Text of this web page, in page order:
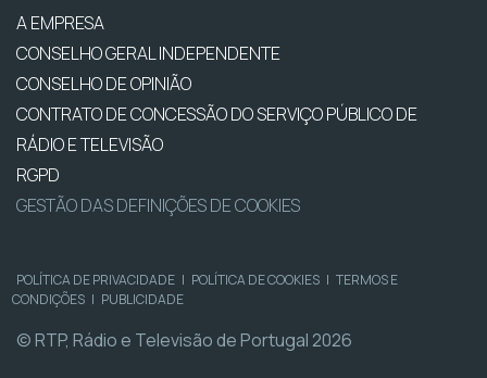
A EMPRESA
CONSELHO GERAL INDEPENDENTE
CONSELHO DE OPINIÃO
CONTRATO DE CONCESSÃO DO SERVIÇO PÚBLICO DE
RÁDIO E TELEVISÃO
RGPD
GESTÃO DAS DEFINIÇÕES DE COOKIES
POLÍTICA DE PRIVACIDADE | POLÍTICA DE COOKIES | TERMOS E
CONDIÇÕES | PUBLICIDADE
© RTP, Rádio e Televisão de Portugal 2026